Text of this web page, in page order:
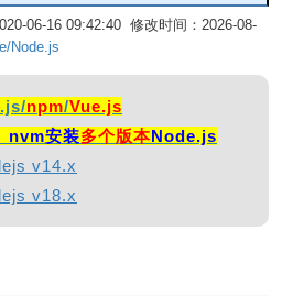
06-16 09:42:40 修改时间：2026-08-
Node.js
npm/Vue.js
nvm安装多个版本Node.js
v14.x
v18.x